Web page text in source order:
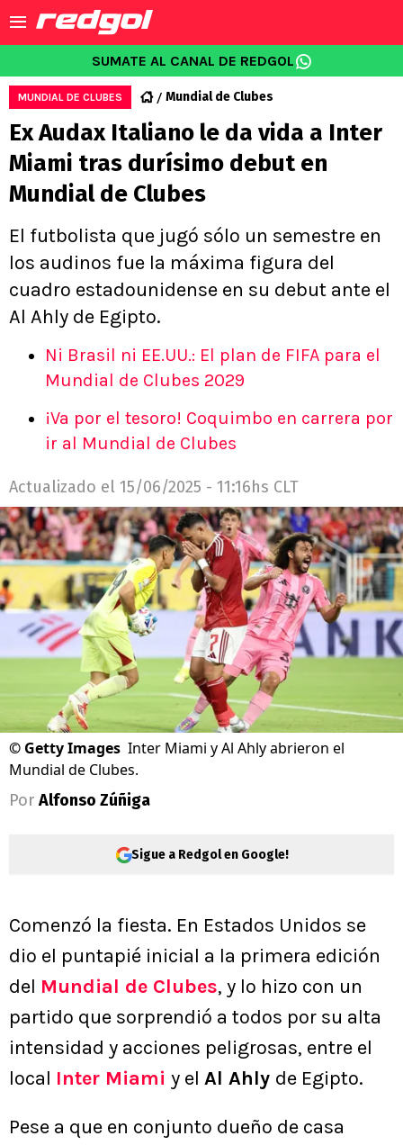
SUMATE AL CANAL DE REDGOL
MUNDIAL DE CLUBES Mundial de Clubes
Ex Audax Italiano le da vida a Inter
Miami tras durísimo debut en
Mundial de Clubes
El futbolista que jugó sólo un semestre en
los audinos fue la máxima figura del
cuadro estadounidense en su debut ante el
Al Ahly de Egipto.
Ni Brasil ni EE.UU.: El plan de FIFA para el
Mundial de Clubes 2029
¡Va por el tesoro! Coquimbo en carrera por
ir al Mundial de Clubes
Actualizado el 15/06/2025 - 11:16hs CLT
© Getty Images Inter Miami y Al Ahly abrieron el
Mundial de Clubes.
Por Alfonso Zúñiga
Sigue a Redgol en Google!
Comenzó la fiesta. En Estados Unidos se
dio el puntapié inicial a la primera edición
del Mundial de Clubes, y lo hizo con un
partido que sorprendió a todos por su alta
intensidad y acciones peligrosas, entre el
local Inter Miami y el Al Ahly de Egipto.
Pese a que en conjunto dueño de casa